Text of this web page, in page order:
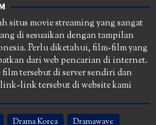
situs movie streaming yang sangat
di sesuaikan dengan tampilan
Perlu diketahui, film-film yang
dari web pencarian di internet.
tersebut di server sendiri dan
link tersebut di website kami
Drama Korea Dramawave